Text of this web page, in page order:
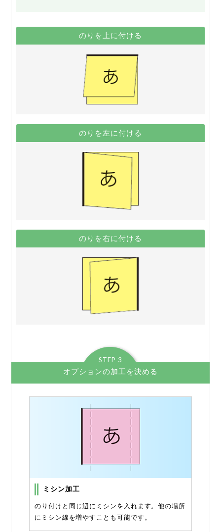
のりを上に付ける
のりを左に付ける
のりを右に付ける
STEP 3
オプションの加工を決める
ミシン加工
のり付けと同じ辺にミシンを入れます。他の場所
にミシン線を増やすことも可能です。